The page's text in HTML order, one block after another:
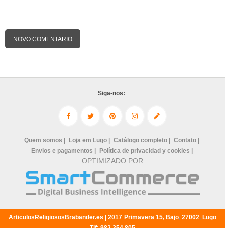
NOVO COMENTARIO
Siga-nos:
Quem somos | Loja em Lugo | Catálogo completo |
Contato |
Envios e pagamentos |
Política de privacidad y cookies |
OPTIMIZADO POR
ArticulosReligiososBrabander.es | 2017 Primavera 15, Bajo, 27002, Lugo